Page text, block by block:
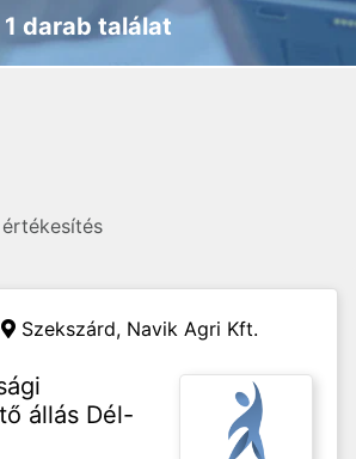
1 darab találat
értékesítés
Szekszárd, Navik Agri Kft.
állás Dél-